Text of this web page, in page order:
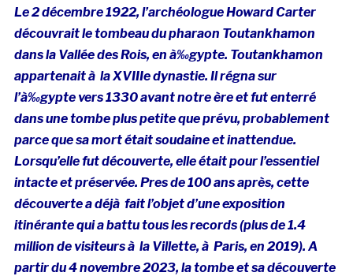
Le 2 décembre 1922, l’archéologue Howard Carter
découvrait le tombeau du pharaon Toutankhamon
dans la Vallée des Rois, en à‰gypte. Toutankhamon
appartenait à la XVIIIe dynastie. Il régna sur
l’à‰gypte vers 1330 avant notre ère et fut enterré
dans une tombe plus petite que prévu, probablement
parce que sa mort était soudaine et inattendue.
Lorsqu’elle fut découverte, elle était pour l’essentiel
intacte et préservée. Pres de 100 ans après, cette
découverte a déjà fait l’objet d’une exposition
itinérante qui a battu tous les records (plus de 1.4
million de visiteurs à la Villette, à Paris, en 2019). A
partir du 4 novembre 2023, la tombe et sa découverte